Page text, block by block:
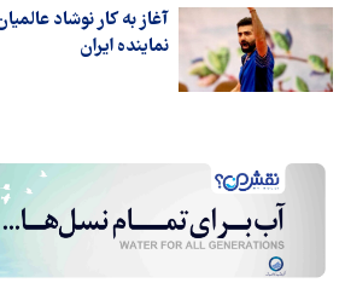
نماینده ایران